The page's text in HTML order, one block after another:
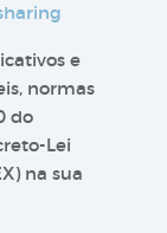
e
normas
do
Lei
na sua